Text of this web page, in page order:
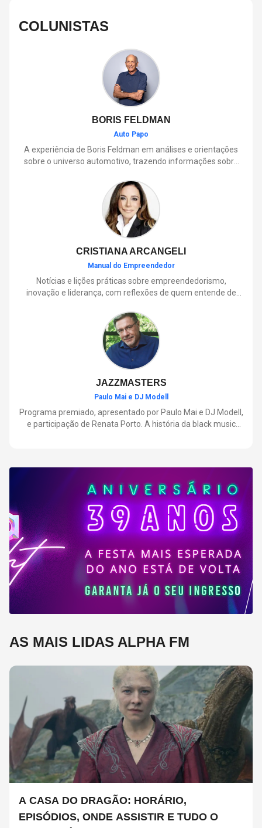
COLUNISTAS
BORIS FELDMAN
Auto Papo
A experiência de Boris Feldman em análises e orientações
sobre o universo automotivo, trazendo informações sobre
que envolve o dia a dia dos motoristas.
CRISTIANA ARCANGELI
Manual do Empreendedor
Notícias e lições práticas sobre empreendedorismo,
inovação e liderança, com reflexões de quem entende de
JAZZMASTERS
Paulo Mai e DJ Modell
Programa premiado, apresentado por Paulo Mai e DJ Modell,
e participação de Renata Porto. A história da black music
AS MAIS LIDAS ALPHA FM
A CASA DO DRAGÃO: HORÁRIO,
EPISÓDIOS, ONDE ASSISTIR E TUDO O